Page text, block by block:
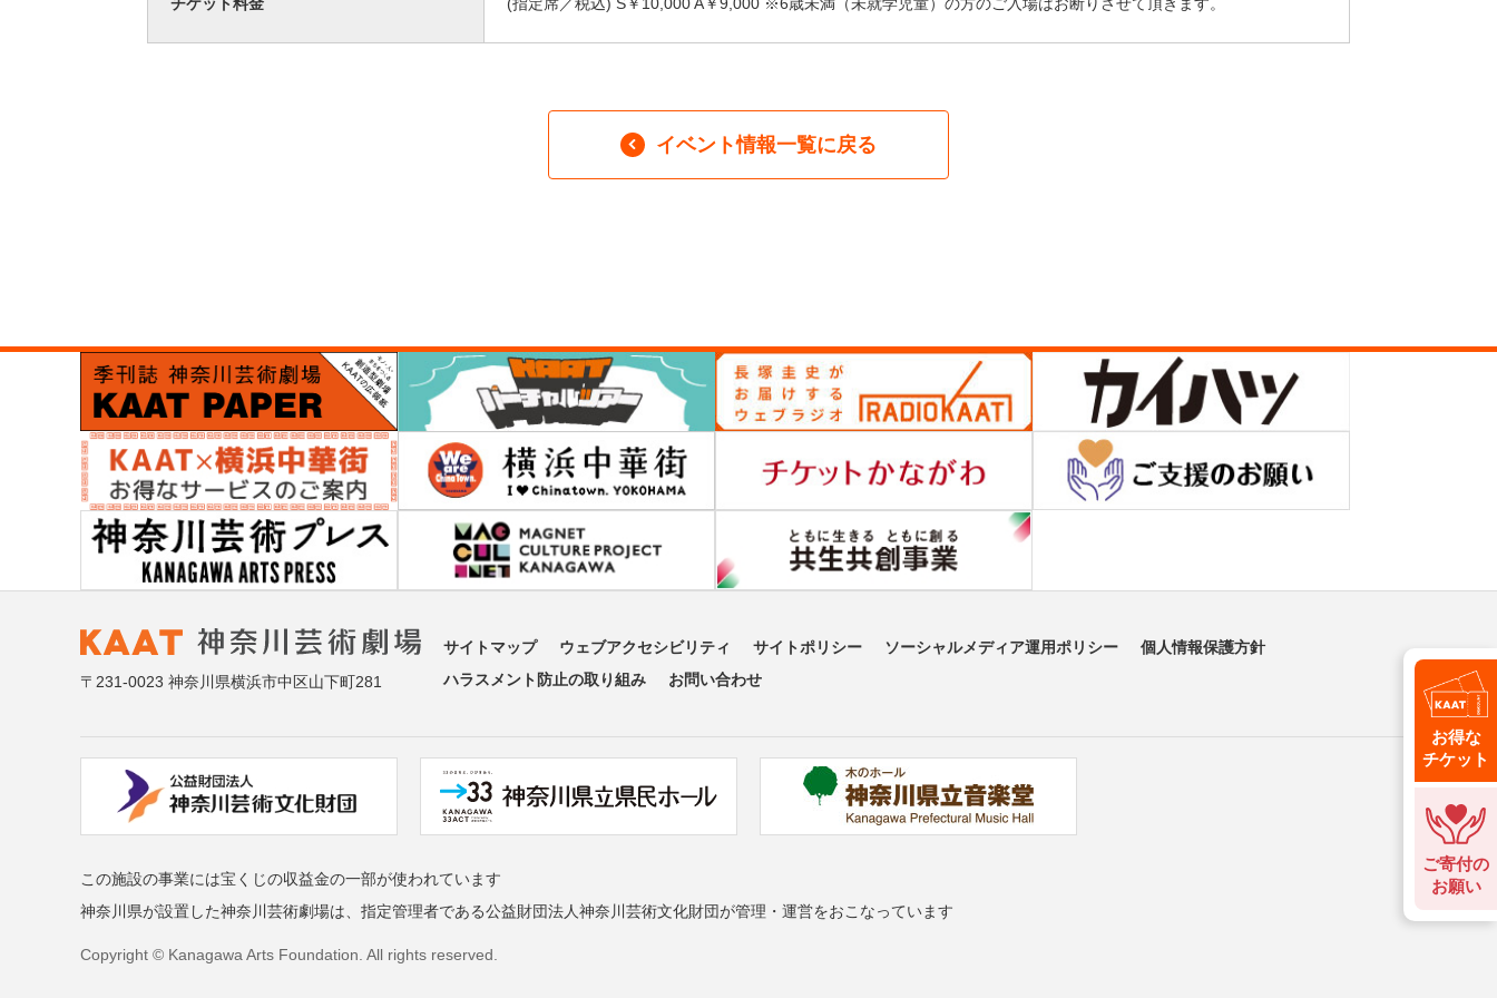
イベント情報一覧に戻る
お得な
チケット
ご寄付の
お願い
〒231-0023 神奈川県横浜市中区山下町281
サイトマップ ウェブアクセシビリティ サイトポリシー ソーシャルメディア運用ポリシー
個人情報保護方針
ハラスメント防止の取り組み
お問い合わせ
この施設の事業には宝くじの収益金の一部が使われています
神奈川県が設置した神奈川芸術劇場は、指定管理者である公益財団法人神奈川芸術文化財団が管理・運営をおこなっています
Copyright © Kanagawa Arts Foundation. All rights reserved.